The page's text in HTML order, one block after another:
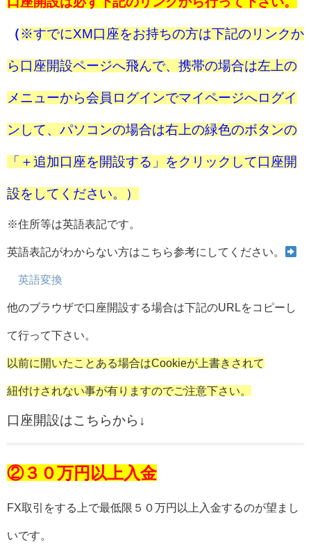
（ ※すでにXM口座をお持ちの方は下記のリンクか
ら口座開設ページへ飛んで、携帯の場合は左上の
メニューから会員ログインでマイページへログイ
ンして、パソコンの場合は右上の緑色のボタンの
「＋追加口座を開設する」をクリックして口座開
設をしてください。）
※住所等は英語表記です。
英語表記がわからない方はこちら参考にしてください。
英語変換
他のブラウザで口座開設する場合は下記のURLをコピーし
て行って下さい。
以前に開いたことある場合はCookieが上書きされて
紐付けされない事が有りますのでご注意下さい。
口座開設はこちらから↓
②３０万円以上入金
FX取引をする上で最低限５０万円以上入金するのが望まし
いです。